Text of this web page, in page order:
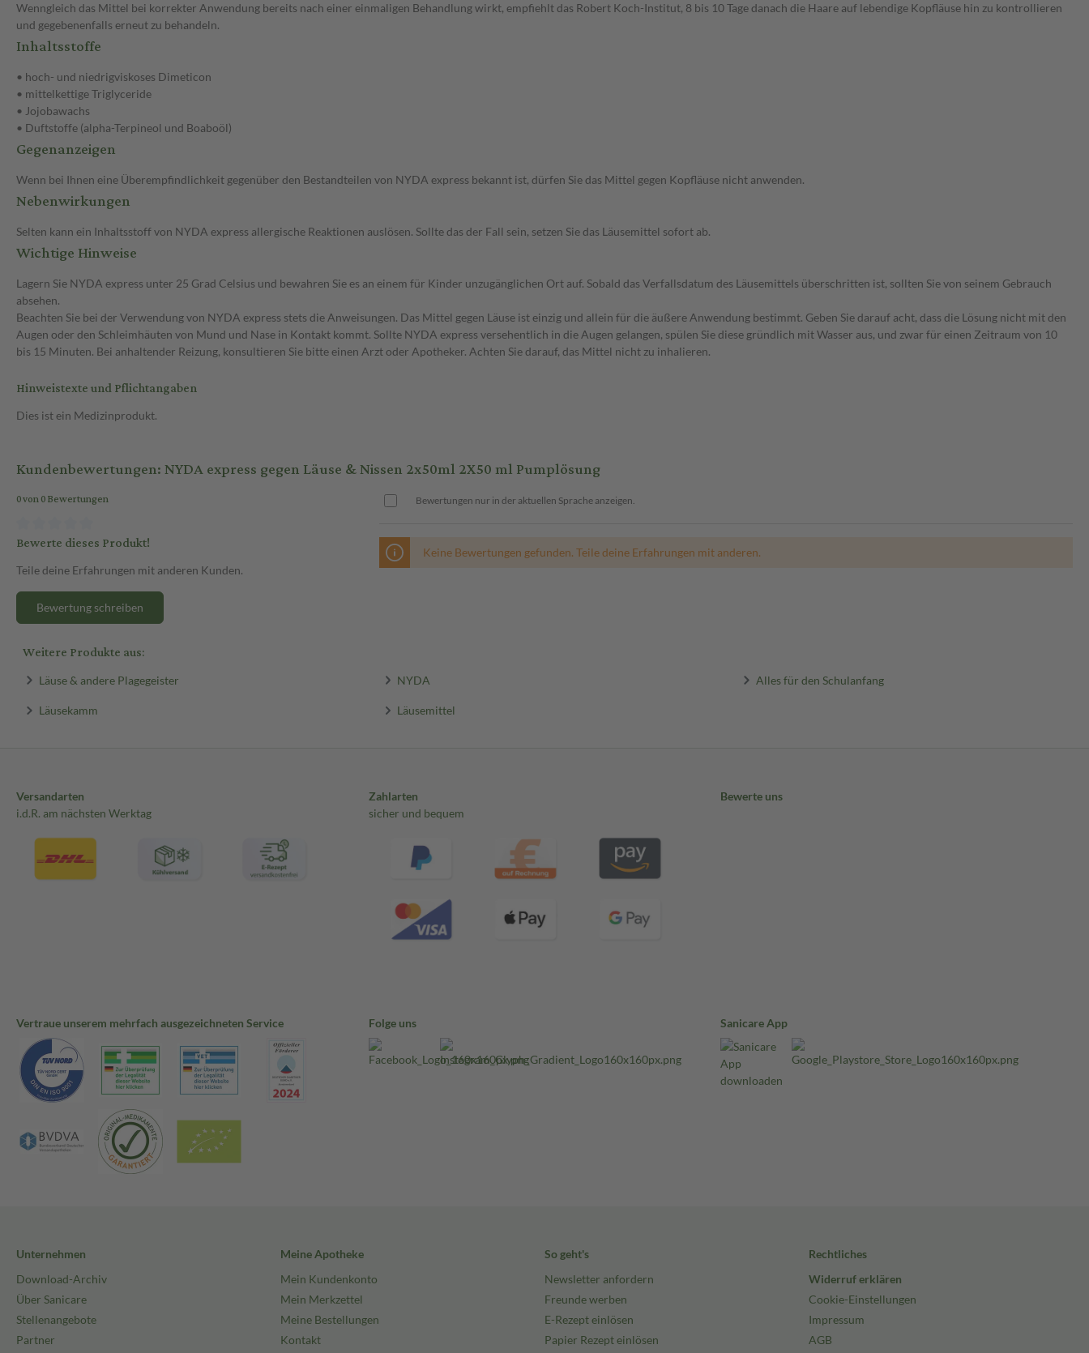
Wenngleich das Mittel bei korrekter Anwendung bereits nach einer einmaligen Behandlung wirkt, empfiehlt das Robert Koch-Institut, 8 bis 10 Tage danach die Haare auf lebendige Kopfläuse hin zu kontrollieren
und gegebenenfalls erneut zu behandeln.
Inhaltsstoffe
• hoch- und niedrigviskoses Dimeticon
• mittelkettige Triglyceride
• Jojobawachs
• Duftstoffe (alpha-Terpineol und Boaboöl)
Gegenanzeigen
Wenn bei Ihnen eine Überempfindlichkeit gegenüber den Bestandteilen von NYDA express bekannt ist, dürfen Sie das Mittel gegen Kopfläuse nicht anwenden.
Nebenwirkungen
Selten kann ein Inhaltsstoff von NYDA express allergische Reaktionen auslösen. Sollte das der Fall sein, setzen Sie das Läusemittel sofort ab.
Wichtige Hinweise
Lagern Sie NYDA express unter 25 Grad Celsius und bewahren Sie es an einem für Kinder unzugänglichen Ort auf. Sobald das Verfallsdatum des Läusemittels überschritten ist, sollten Sie von seinem Gebrauch
absehen.
Beachten Sie bei der Verwendung von NYDA express stets die Anweisungen. Das Mittel gegen Läuse ist einzig und allein für die äußere Anwendung bestimmt. Geben Sie darauf acht, dass die Lösung nicht mit den
Augen oder den Schleimhäuten von Mund und Nase in Kontakt kommt. Sollte NYDA express versehentlich in die Augen gelangen, spülen Sie diese gründlich mit Wasser aus, und zwar für einen Zeitraum von 10
bis 15 Minuten. Bei anhaltender Reizung, konsultieren Sie bitte einen Arzt oder Apotheker. Achten Sie darauf, das Mittel nicht zu inhalieren.
Hinweistexte und Pflichtangaben
Dies ist ein Medizinprodukt.
Kundenbewertungen: NYDA express gegen Läuse & Nissen 2x50ml 2X50 ml Pumplösung
0 von 0 Bewertungen
Bewerte dieses Produkt!
Teile deine Erfahrungen mit anderen Kunden.
Bewertung schreiben
Bewertungen nur in der aktuellen Sprache anzeigen.
Keine Bewertungen gefunden. Teile deine Erfahrungen mit anderen.
Weitere Produkte aus:
Läuse & andere Plagegeister NYDA Alles für den Schulanfang
Läusekamm Läusemittel
Versandarten
i.d.R. am nächsten Werktag
Zahlarten
sicher und bequem
Bewerte uns
Vertraue unserem mehrfach ausgezeichneten Service Folge uns Sanicare App
Unternehmen
Download-Archiv
Über Sanicare
Stellenangebote
Partner
Meine Apotheke
Mein Kundenkonto
Mein Merkzettel
Meine Bestellungen
Kontakt
So geht's
Newsletter anfordern
Freunde werben
E-Rezept einlösen
Papier Rezept einlösen
Rechtliches
Widerruf erklären
Cookie-Einstellungen
Impressum
AGB